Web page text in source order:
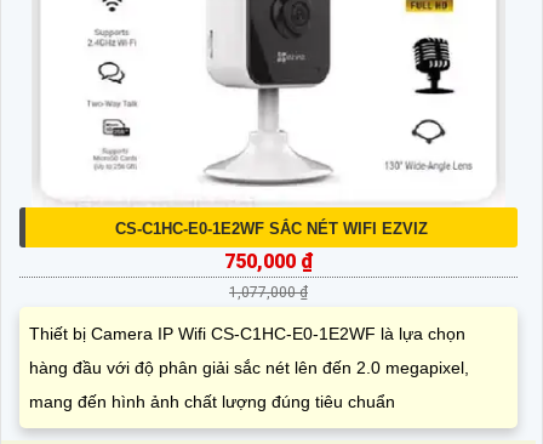
CS-C1HC-E0-1E2WF SẮC NÉT WIFI EZVIZ
750,000 ₫
1,077,000 ₫
Thiết bị Camera IP Wifi CS-C1HC-E0-1E2WF là lựa chọn
hàng đầu với độ phân giải sắc nét lên đến 2.0 megapixel,
mang đến hình ảnh chất lượng đúng tiêu chuẩn